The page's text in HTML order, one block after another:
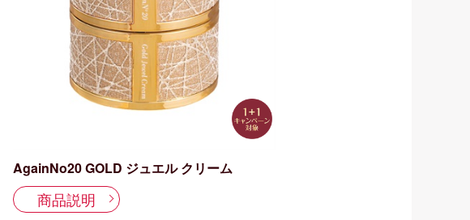
AgainNo20 GOLD ジュエル クリーム
商品説明